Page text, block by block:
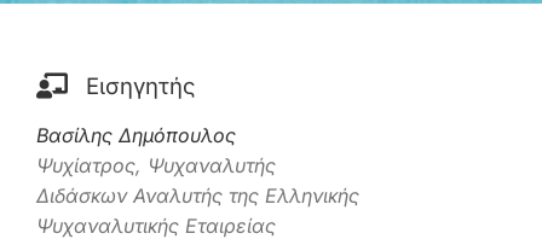
Ανακοινώσεις
Επικοινωνία
Εισηγητής
Βασίλης Δημόπουλος
Ψυχίατρος, Ψυχαναλυτής
Διδάσκων Αναλυτής της Ελληνικής
Ψυχαναλυτικής Εταιρείας